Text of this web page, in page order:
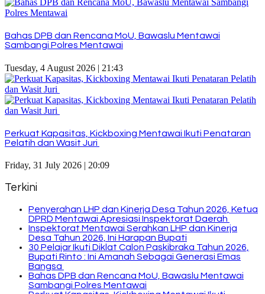
Bahas DPB dan Rencana MoU, Bawaslu Mentawai
Sambangi Polres Mentawai
Tuesday, 4 August 2026 | 21:43
Perkuat Kapasitas, Kickboxing Mentawai Ikuti Penataran
Pelatih dan Wasit Juri
Friday, 31 July 2026 | 20:09
Terkini
Penyerahan LHP dan Kinerja Desa Tahun 2026, Ketua
DPRD Mentawai Apresiasi Inspektorat Daerah
Inspektorat Mentawai Serahkan LHP dan Kinerja
Desa Tahun 2026, Ini Harapan Bupati
30 Pelajar Ikuti Diklat Calon Paskibraka Tahun 2026,
Bupati Rinto : Ini Amanah Sebagai Generasi Emas
Bangsa
Bahas DPB dan Rencana MoU, Bawaslu Mentawai
Sambangi Polres Mentawai